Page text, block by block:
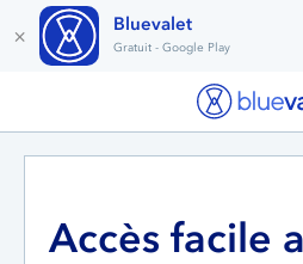
Accès facile
× Bluevalet
Gratuit - Google Play